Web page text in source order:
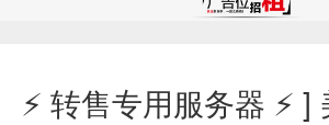
⚡️ 转售专用服务器 ⚡️ ]